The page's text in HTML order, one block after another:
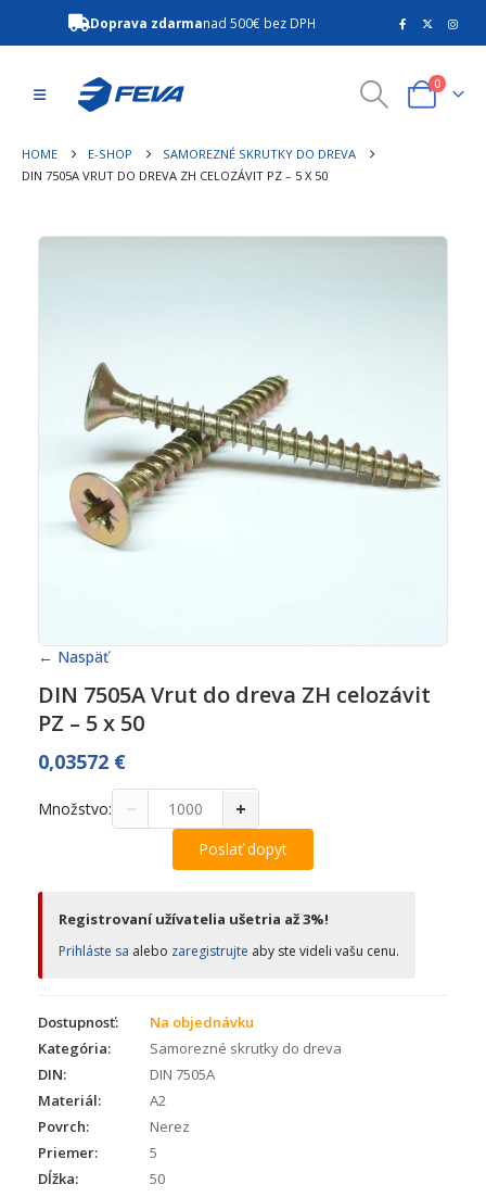
Doprava zdarmanad 500€ bez DPH
0
HOME E-SHOP
SAMOREZNÉ SKRUTKY DO DREVA
DIN 7505A VRUT DO DREVA ZH CELOZÁVIT PZ – 5 X 50
← Naspäť
DIN 7505A Vrut do dreva ZH celozávit
PZ – 5 x 50
0,03572 €
Množstvo: − +
Poslať dopyt
Registrovaní užívatelia ušetria až 3%!
Prihláste sa alebo zaregistrujte aby ste videli vašu cenu.
Dostupnosť:
Na objednávku
Kategória:
Samorezné skrutky do dreva
DIN:
DIN 7505A
Materiál:
A2
Povrch:
Nerez
Priemer:
5
Dĺžka:
50